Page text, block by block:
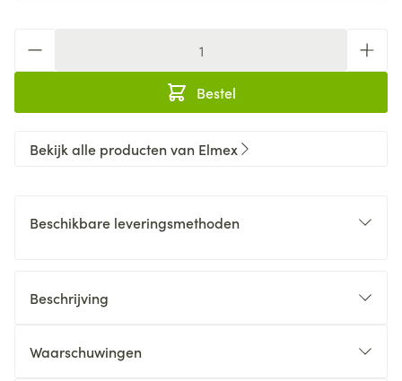
Bestel
Bekijk alle producten van Elmex
Beschikbare leveringsmethoden
Beschrijving
Waarschuwingen